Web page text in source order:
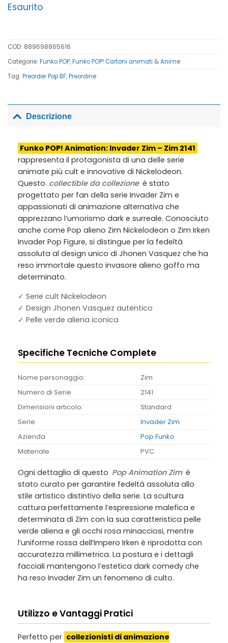
Esaurito
COD: 889698865616
Categorie: Funko POP,Funko POP! Cartoni animati & Anime
Tag: Preorder Pop BF,Preordine
Descrizione
Funko POP! Animation: Invader Zim – Zim 2141
rappresenta il protagonista di una delle serie
animate più cult e innovative di Nickelodeon.
Questo collectible da collezione è stato
progettato per fan della serie Invader Zim e
appassionati di animazione alternativa che
apprezzano l’umorismo dark e surreale. Conosciuto
anche come Pop alieno Zim Nickelodeon o Zim Irken
Invader Pop Figure, si distingue per la fedeltà
assoluta al design unico di Jhonen Vasquez che ha
reso immortale questo invasore alieno goffo ma
determinato.
✓ Serie cult Nickelodeon
✓ Design Jhonen Vasquez autentico
✓ Pelle verde aliena iconica
Specifiche Tecniche Complete
Nome personaggio:
Zim
Numero di Serie
2141
Dimensioni articolo:
Standard
Serie
Invader Zim
Azienda
Pop Funko
Materiale
PVC
Ogni dettaglio di questo Pop Animation Zim è
stato curato per garantire fedeltà assoluta allo
stile artistico distintivo della serie. La scultura
cattura perfettamente l’espressione malefica e
determinata di Zim con la sua caratteristica pelle
verde aliena e gli occhi rosa minacciosi, mentre
l’uniforme rossa dell’Impero Irken è riprodotta con
accuratezza millimetrica. La postura e i dettagli
facciali mantengono l’estetica dark comedy che
ha reso Invader Zim un fenomeno di culto.
Utilizzo e Vantaggi Pratici
Perfetto per collezionisti di animazione